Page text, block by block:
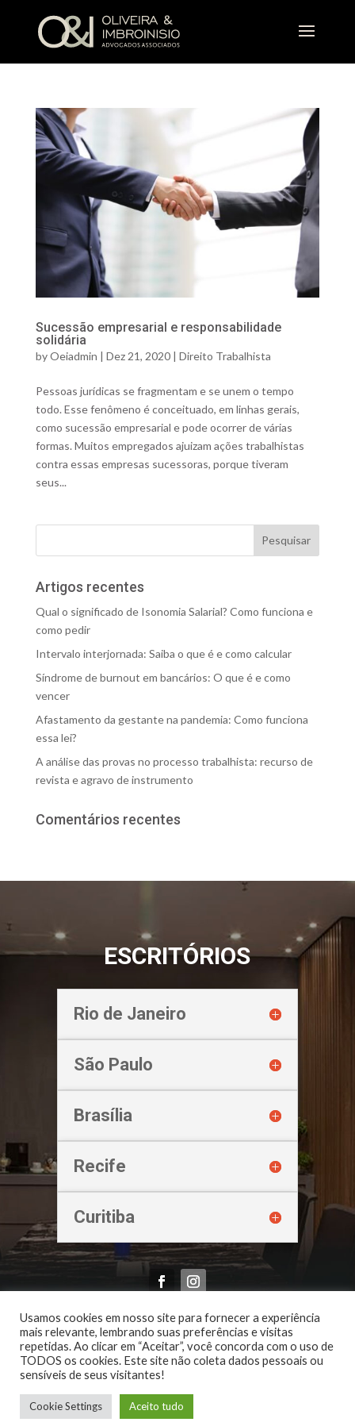
Sucessão empresarial e responsabilidade
solidária
byOeiadmin | Dez 21, 2020| Direito Trabalhista
Pessoas jurídicas se fragmentam e se unem o tempo
todo. Esse fenômeno é conceituado, em linhas gerais,
como sucessão empresarial e pode ocorrer de várias
formas. Muitos empregados ajuizam ações trabalhistas
contra essas empresas sucessoras, porque tiveram
seus...
Artigos recentes
Qual o significado de Isonomia Salarial? Como funciona e
como pedir
Intervalo interjornada: Saiba o que é e como calcular
Síndrome de burnout em bancários: O que é e como
vencer
Afastamento da gestante na pandemia: Como funciona
essa lei?
A análise das provas no processo trabalhista: recurso de
revista e agravo de instrumento
Comentários recentes
ESCRITÓRIOS
Rio de Janeiro
São Paulo
Brasília
Recife
Curitiba
Oliveira & Imbroinisio Advogados Associados | 2026
Usamos cookies em nosso site para fornecer a experiência
mais relevante, lembrando suas preferências e visitas
repetidas. Ao clicar em “Aceitar”, você concorda com o uso de
TODOS os cookies. Este site não coleta dados pessoais ou
sensíveis de seus visitantes!
Cookie Settings Aceito tudo